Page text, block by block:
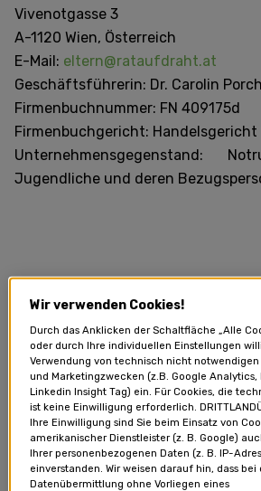
Vivenotgasse 3
A-1120 Wien, Österreich
E-Mail: eltern@rataufdraht.at
Geschäftsführerin: Dr. Carolin
Firmenbuchnummer: FN 409175d
Firmenbuchgericht: Handelsgericht
Unternehmensgegenstand:
Jugendliche und deren
INFOS ZU
Die Nutzung der Webpage unter
(im Folgenden "Webpage"
Benutzer/in (im Folgenden
erfolgt zu den nachstehenden
Wir verwenden Cookies!
Durch das Anklicken der Schaltfläche „Alle
oder durch Ihre individuellen Einstellungen
Verwendung von technisch nicht notwendigen
und Marketingzwecken (z.B. Google Analytics,
Linkedin Insight Tag) ein. Für Cookies, die
ist keine Einwilligung erforderlich.
Ihre Einwilligung sind Sie beim Einsatz von
amerikanischer Dienstleister (z. B. Google)
Ihrer personenbezogenen Daten (z. B. IP-
einverstanden. Wir weisen darauf hin, dass bei
Datenübermittlung ohne Vorliegen eines